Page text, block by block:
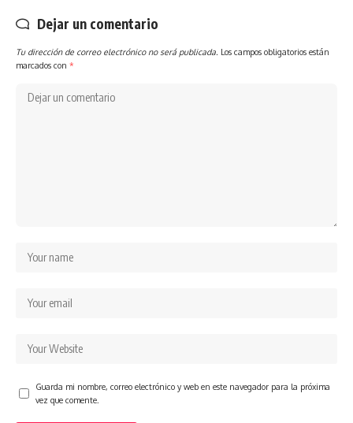
Dejar un comentario
Tu dirección de correo electrónico no será publicada. Los campos obligatorios están
marcados con *
Guarda mi nombre, correo electrónico y web en este navegador para la próxima
vez que comente.